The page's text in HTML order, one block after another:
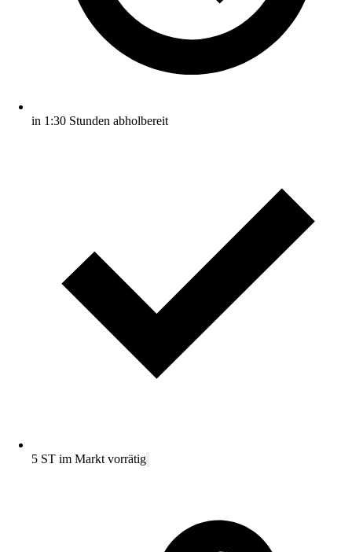
in 1:30 Stunden abholbereit
5 ST im Markt vorrätig